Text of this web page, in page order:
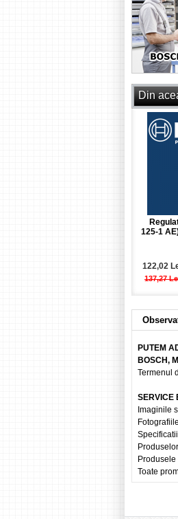
Din
125-1
122,02
137,27
PUTEM
BOSCH,
Termenul
SERVICE
Imaginile
Toate